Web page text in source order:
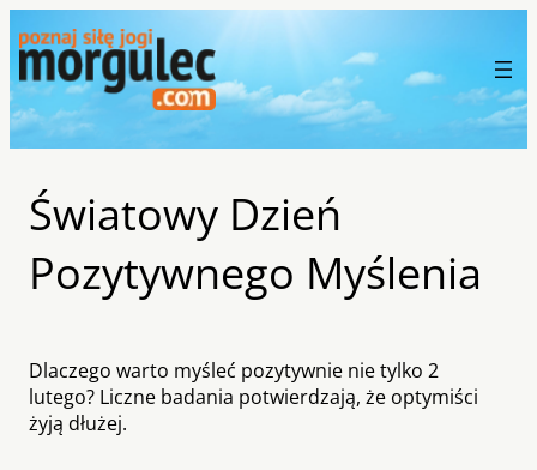
Światowy Dzień
Pozytywnego Myślenia
Dlaczego warto myśleć pozytywnie nie tylko 2
lutego? Liczne badania potwierdzają, że optymiści
żyją dłużej.